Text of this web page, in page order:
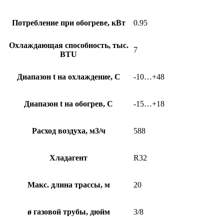
Потребление при обогреве, кВт 0.95
Охлаждающая способность, тыс.
BTU
7
Диапазон t на охлаждение, С -10…+48
Диапазон t на обогрев, С -15…+18
Расход воздуха, м3/ч 588
Хладагент R32
Макс. длина трассы, м 20
ø газовой трубы, дюйм 3/8